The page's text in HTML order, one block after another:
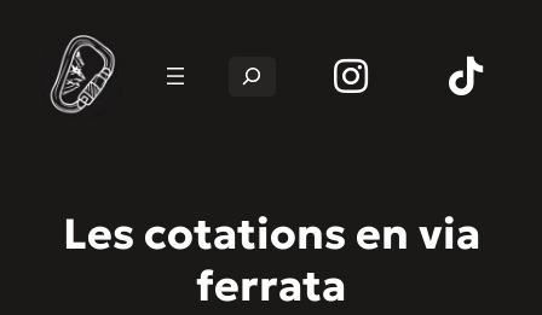
Rechercher
Les cotations en via
ferrata